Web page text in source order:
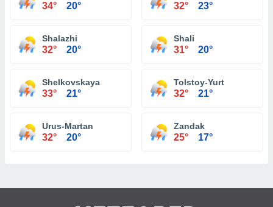
34° 20° 32° 23°
Shalazhi
32° 20°
Shali
31° 20°
Shelkovskaya
33° 21°
Tolstoy-Yurt
32° 21°
Urus-Martan
32° 20°
Zandak
25° 17°